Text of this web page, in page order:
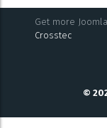
Get more
Crosstec
©